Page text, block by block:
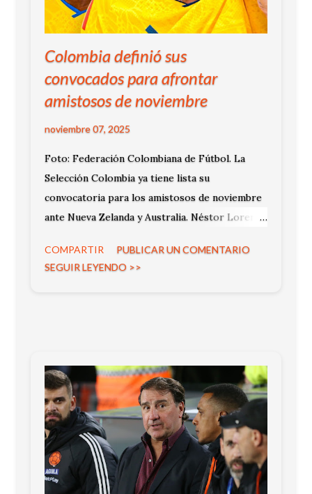
Colombia definió sus
convocados para afrontar
amistosos de noviembre
noviembre 07, 2025
Foto: Federación Colombiana de Fútbol. La
Selección Colombia ya tiene lista su
convocatoria para los amistosos de noviembre
ante Nueva Zelanda y Australia. Néstor Lorenzo
lugar en la nómina definitiva para el Mundial de
Estados Unidos, México y Canadá 2026, en lo
COMPARTIR
PUBLICAR UN COMENTARIO
SEGUIR LEYENDO >>